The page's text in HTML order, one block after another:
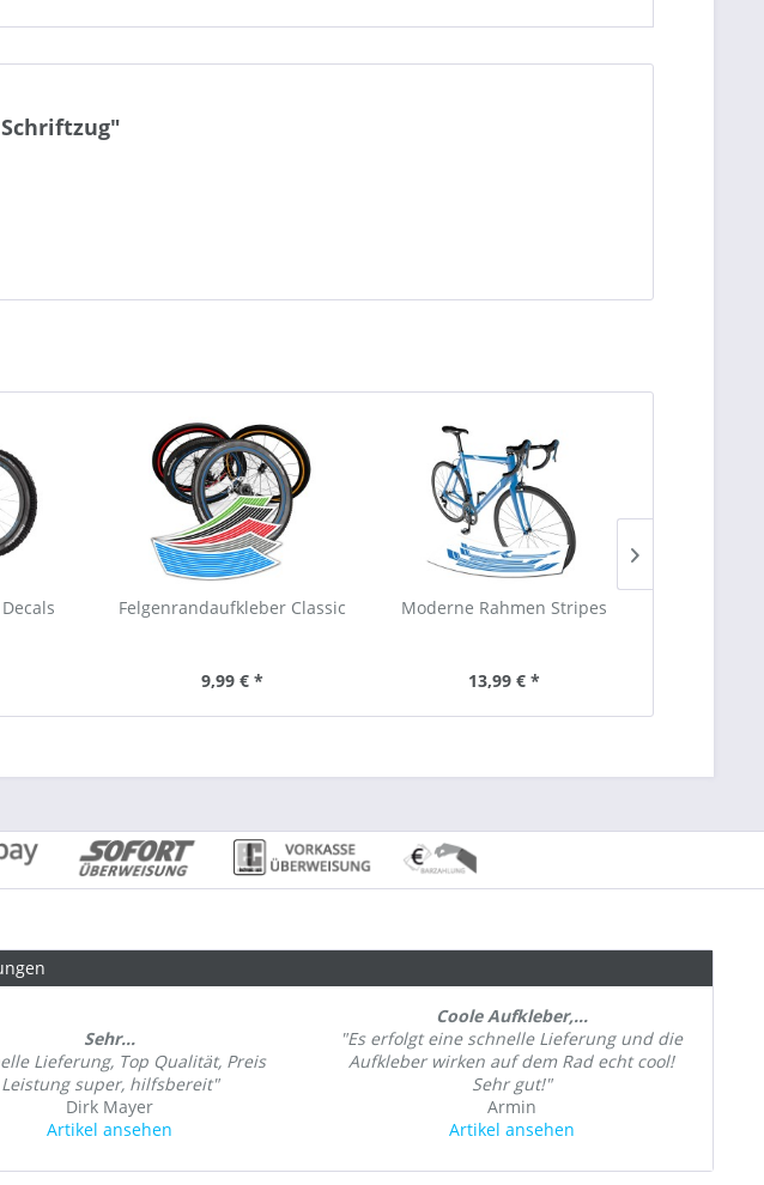
Felgenrandaufkleber Classic
9,99 € *
Moderne Rahmen Stripes
13,99 € *
Sehr...
Lieferung, Top Qualität, Preis
Leistung super, hilfsbereit"
Dirk Mayer
Artikel ansehen
Coole Aufkleber,...
"Es erfolgt eine schnelle Lieferung und die
Aufkleber wirken auf dem Rad echt cool!
Sehr gut!"
Armin
Artikel ansehen